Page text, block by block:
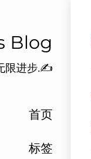
Blog
限进步.✍️
首页
标签